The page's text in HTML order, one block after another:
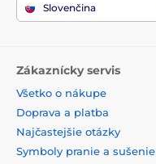
Slovenčina
Zákaznícky servis
Všetko o nákupe
Doprava a platba
Najčastejšie otázky
Symboly pranie a sušenie